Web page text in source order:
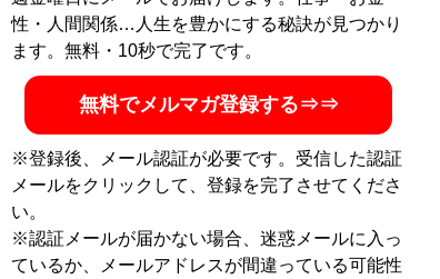
性・人間関係…人生を豊かにする秘訣が見つかり
ます。無料・10秒で完了です。
無料でメルマガ登録する⇒⇒
※登録後、メール認証が必要です。受信した認証
メールをクリックして、登録を完了させてくださ
い。
※認証メールが届かない場合、迷惑メールに入っ
ているか、メールアドレスが間違っている可能性